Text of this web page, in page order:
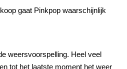
gaat Pinkpop waarschijnlijk
weersvoorspelling. Heel veel
tot het laatste moment het weer